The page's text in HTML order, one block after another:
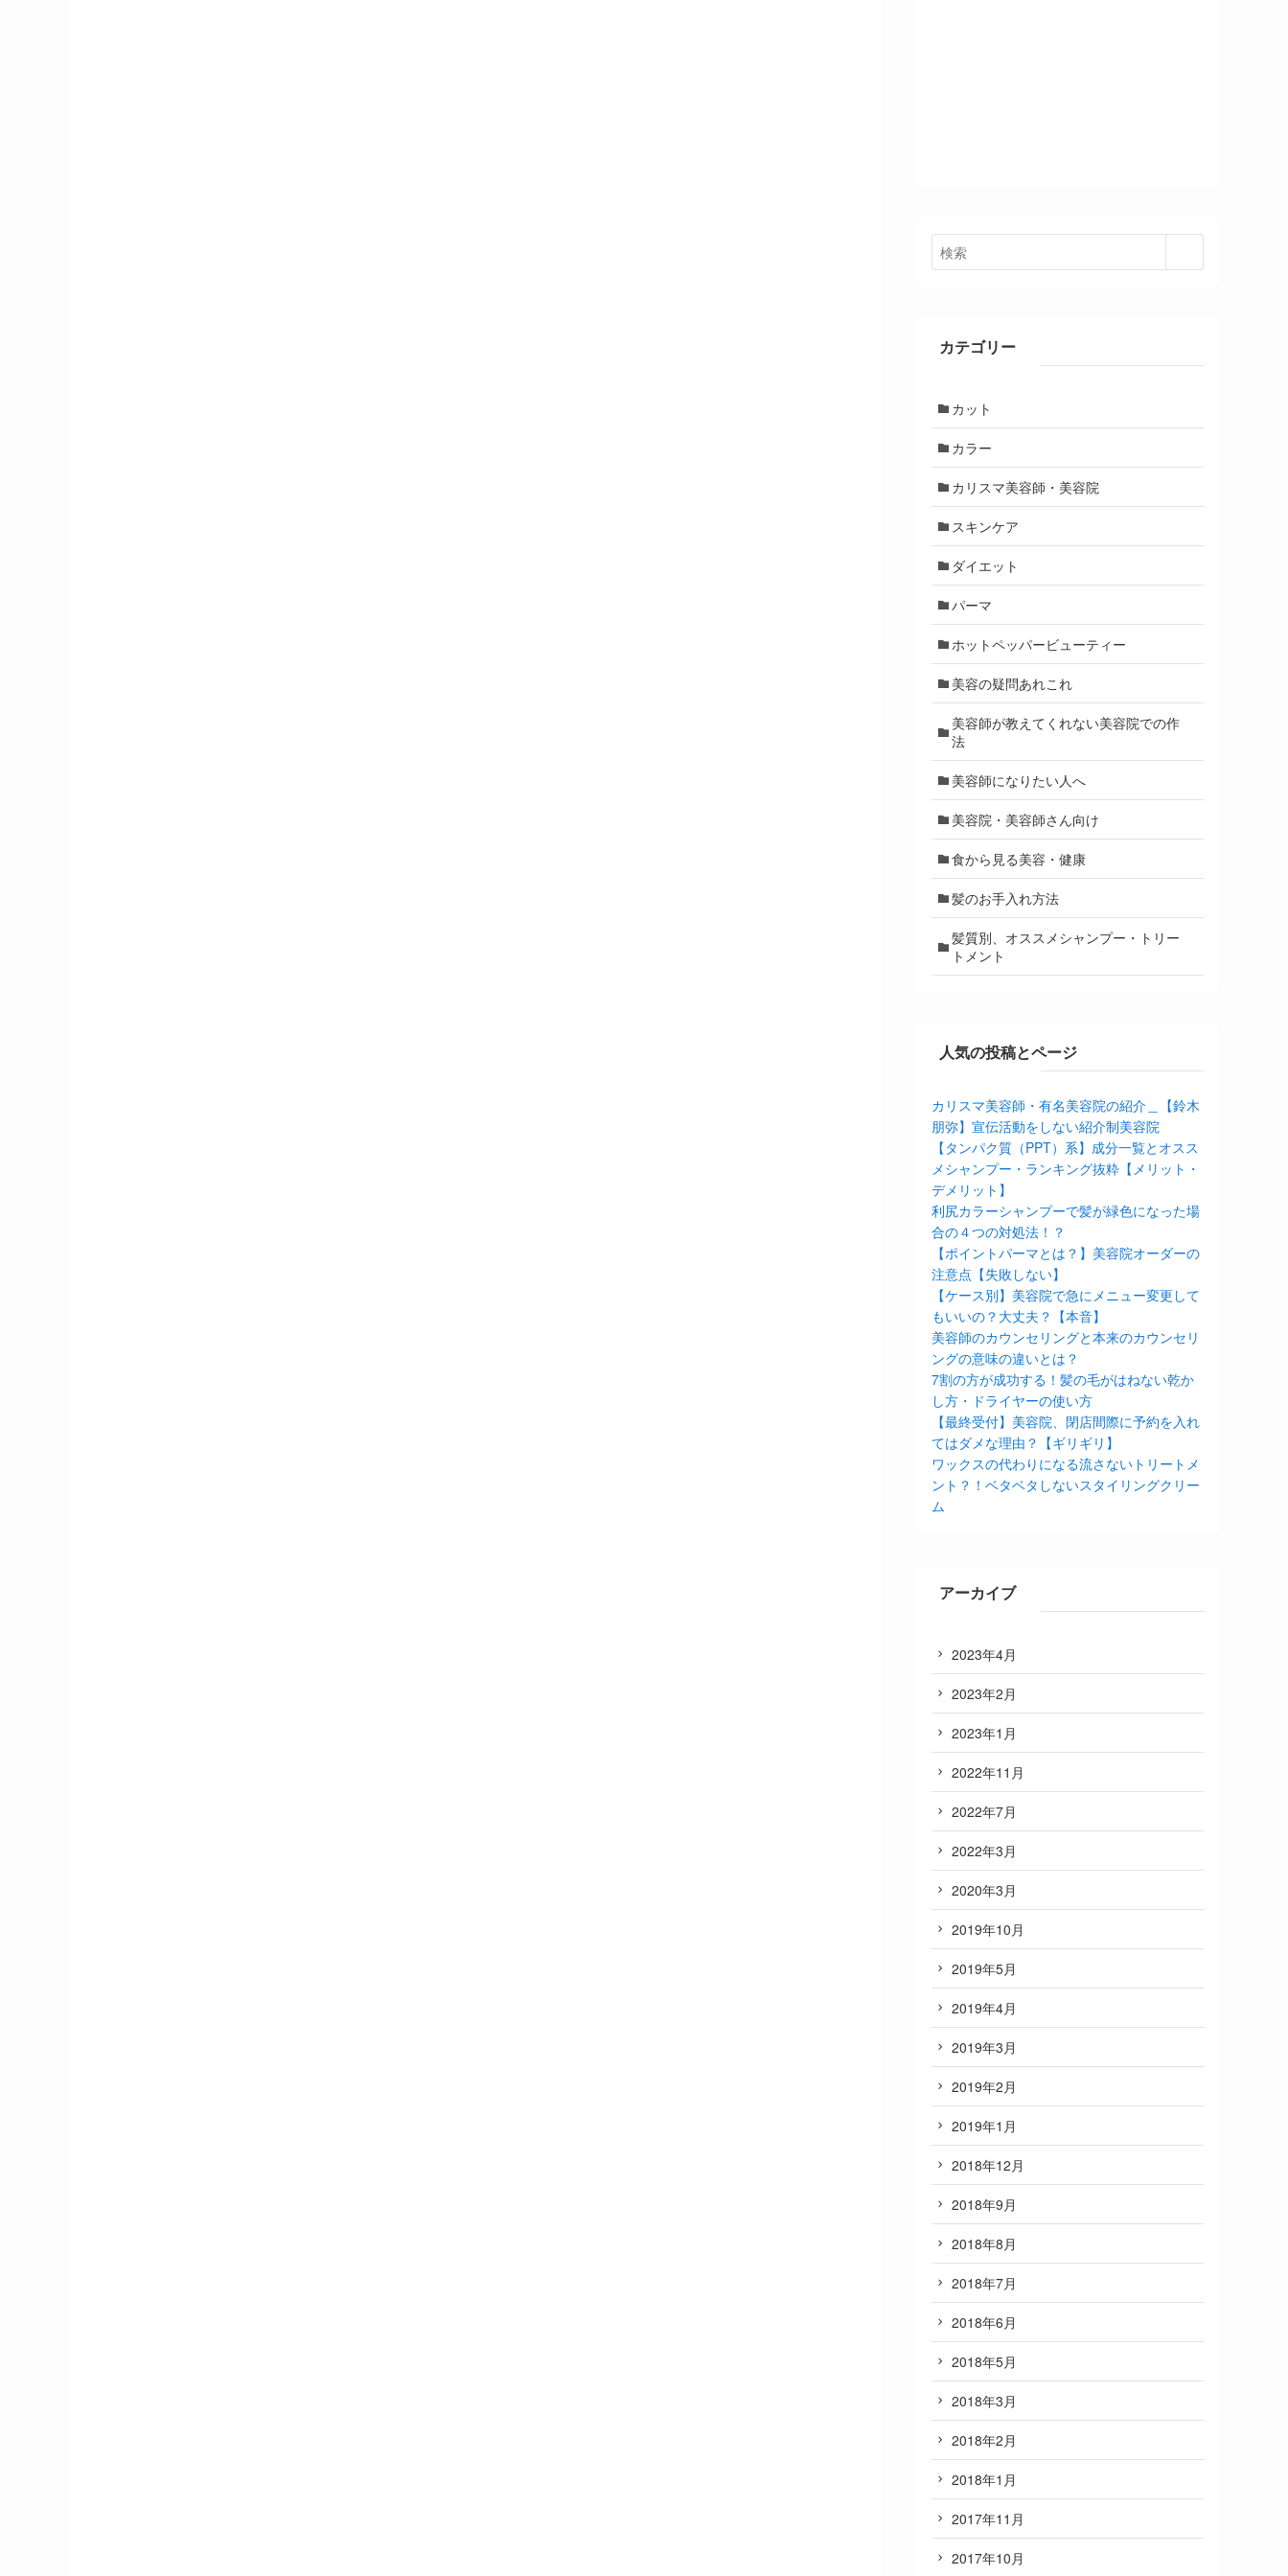
カテゴリー
カット
カラー
カリスマ美容師・美容院
スキンケア
ダイエット
パーマ
ホットペッパービューティー
美容の疑問あれこれ
美容師が教えてくれない美容院での作
法
美容師になりたい人へ
美容院・美容師さん向け
食から見る美容・健康
髪のお手入れ方法
髪質別、オススメシャンプー・トリー
トメント
人気の投稿とページ
カリスマ美容師・有名美容院の紹介＿【鈴木
朋弥】宣伝活動をしない紹介制美容院
【タンパク質（PPT）系】成分一覧とオスス
メシャンプー・ランキング抜粋【メリット・
デメリット】
利尻カラーシャンプーで髪が緑色になった場
合の４つの対処法！？
【ポイントパーマとは？】美容院オーダーの
注意点【失敗しない】
【ケース別】美容院で急にメニュー変更して
もいいの？大丈夫？【本音】
美容師のカウンセリングと本来のカウンセリ
ングの意味の違いとは？
7割の方が成功する！髪の毛がはねない乾か
し方・ドライヤーの使い方
【最終受付】美容院、閉店間際に予約を入れ
てはダメな理由？【ギリギリ】
ワックスの代わりになる流さないトリートメ
ント？！ベタベタしないスタイリングクリー
ム
アーカイブ
2023年4月
2023年2月
2023年1月
2022年11月
2022年7月
2022年3月
2020年3月
2019年10月
2019年5月
2019年4月
2019年3月
2019年2月
2019年1月
2018年12月
2018年9月
2018年8月
2018年7月
2018年6月
2018年5月
2018年3月
2018年2月
2018年1月
2017年11月
2017年10月